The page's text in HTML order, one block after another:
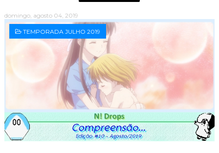
domingo, agosto 04, 2019
TEMPORADA JULHO 2019